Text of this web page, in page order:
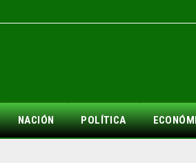
NACIÓN POLÍTICA